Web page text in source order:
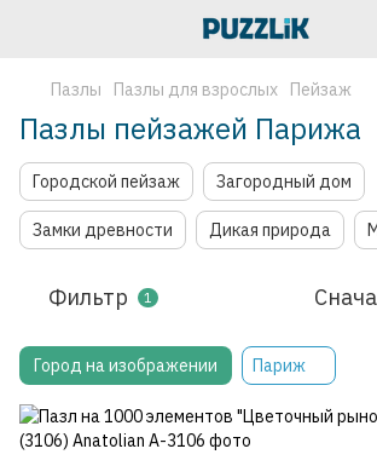
Пазлы Пазлы для взрослых Пейзаж
Пазлы пейзажей Парижа
Городской пейзаж Загородный дом
Замки древности Дикая природа
Фильтр 1
Город на изображении Париж